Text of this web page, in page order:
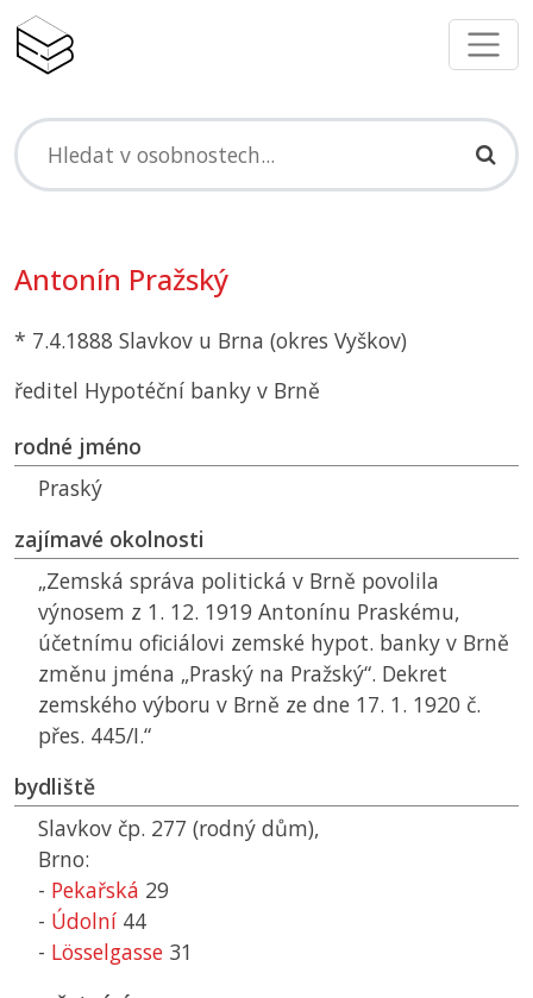
Antonín Pražský
* 7.4.1888 Slavkov u Brna (okres Vyškov)
ředitel Hypotéční banky v Brně
rodné jméno
Praský
zajímavé okolnosti
„Zemská správa politická v Brně povolila
výnosem z 1. 12. 1919 Antonínu Praskému,
účetnímu oficiálovi zemské hypot. banky v Brně
změnu jména „Praský na Pražský“. Dekret
zemského výboru v Brně ze dne 17. 1. 1920 č.
přes. 445/I.“
bydliště
Slavkov čp. 277 (rodný dům),
Brno:
- Pekařská 29
- Údolní 44
- Lösselgasse 31